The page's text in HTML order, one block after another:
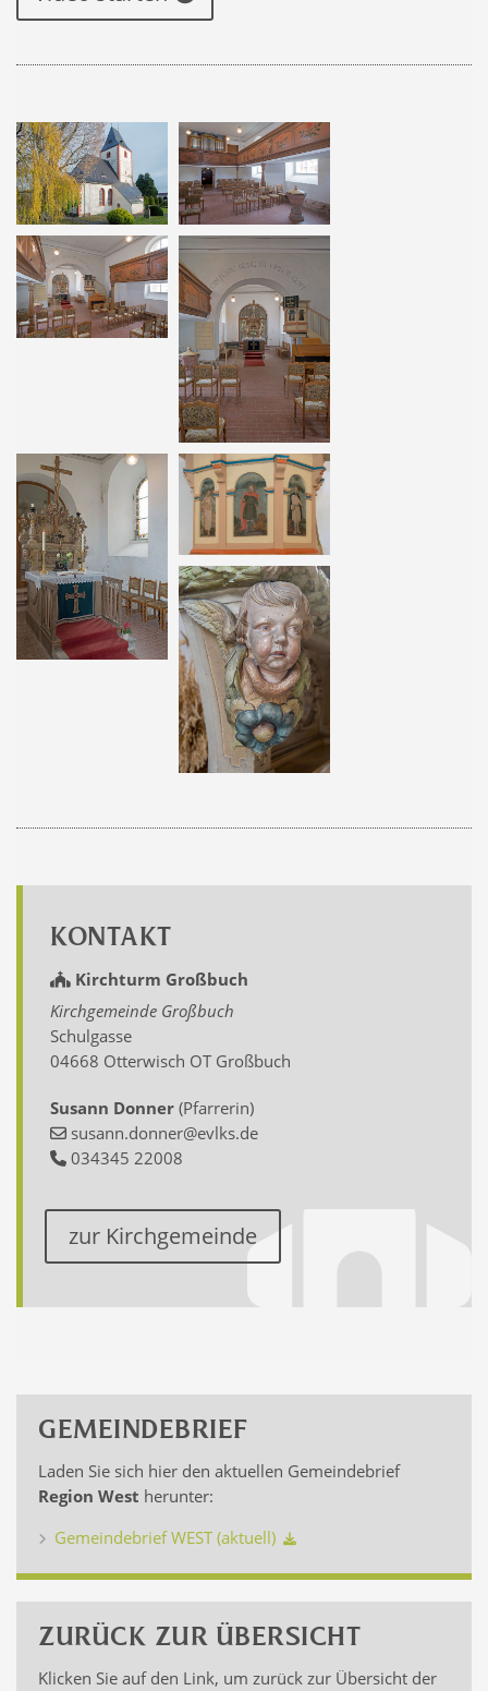
KONTAKT
Kirchturm Großbuch
Kirchgemeinde Großbuch
Schulgasse
04668 Otterwisch OT Großbuch
Susann Donner (Pfarrerin)
susann.donner@evlks.de
034345 22008
zur Kirchgemeinde
GEMEINDEBRIEF
Laden Sie sich hier den aktuellen Gemeindebrief
Region West herunter:
Gemeindebrief WEST (aktuell)
ZURÜCK ZUR ÜBERSICHT
Klicken Sie auf den Link, um zurück zur Übersicht der